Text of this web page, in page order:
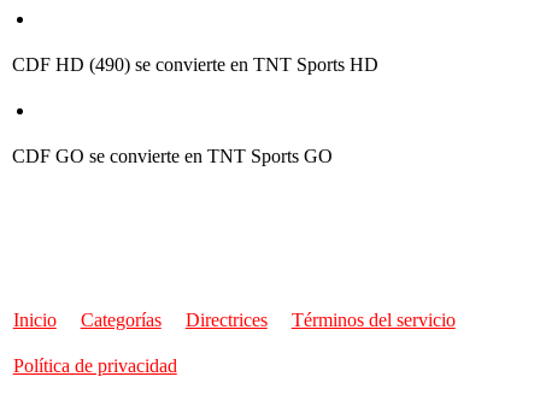
CDF HD (490) se convierte en TNT Sports HD
CDF GO se convierte en TNT Sports GO
Inicio Categorías Directrices Términos del servicio
Política de privacidad